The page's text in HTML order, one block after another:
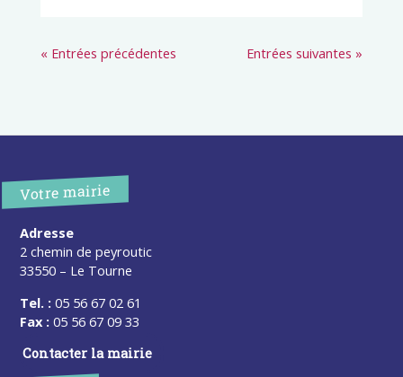
« Entrées précédentes Entrées suivantes »
Votre mairie
Adresse
2 chemin de peyroutic
33550 – Le Tourne
Tel. : 05 56 67 02 61
Fax : 05 56 67 09 33
Contacter la mairie